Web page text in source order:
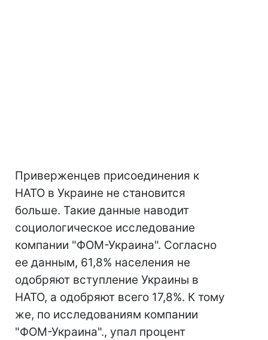
Приверженцев присоединения к
НАТО в Украине не становится
больше. Такие данные наводит
социологическое исследование
компании "ФОМ-Украина". Согласно
ее данным, 61,8% населения не
одобряют вступление Украины в
НАТО, а одобряют всего 17,8%. К тому
же, по исследованиям компании
"ФОМ-Украина"., упал процент